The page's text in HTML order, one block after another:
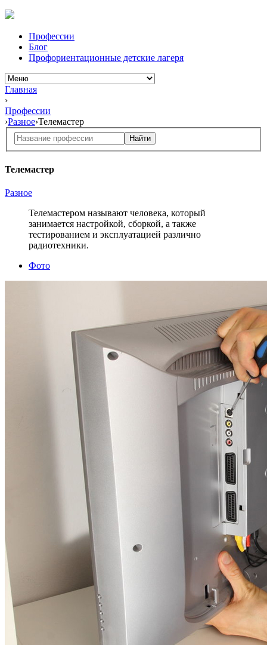
Профессии
Блог
Профориентационные детские лагеря
Главная
›
Профессии
›Разное›Телемастер
Найти
Телемастер
Разное
Телемастером называют человека, который
занимается настройкой, сборкой, а также
тестированием и эксплуатацией различно
радиотехники.
Фото